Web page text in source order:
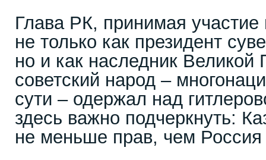
Глава РК, принимая
не только как президент
но и как наследник
советский народ –
сути – одержал над
здесь важно подчеркнуть:
не меньше прав, чем